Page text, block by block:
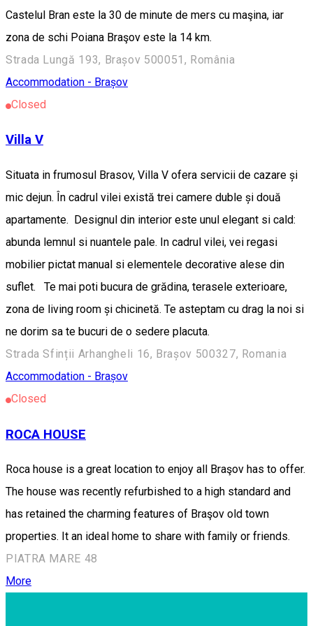
Castelul Bran este la 30 de minute de mers cu maşina, iar
zona de schi Poiana Braşov este la 14 km.
Strada Lungă 193, Brașov 500051, România
Accommodation - Brașov
Closed
Villa V
Situata in frumosul Brasov, Villa V ofera servicii de cazare și
mic dejun. În cadrul vilei există trei camere duble și două
apartamente. Designul din interior este unul elegant si cald:
abunda lemnul si nuantele pale. In cadrul vilei, vei regasi
mobilier pictat manual si elementele decorative alese din
suflet. Te mai poti bucura de grădina, terasele exterioare,
zona de living room și chicinetă. Te asteptam cu drag la noi si
ne dorim sa te bucuri de o sedere placuta.
Strada Sfinții Arhangheli 16, Brașov 500327, Romania
Accommodation - Brașov
Closed
ROCA HOUSE
Roca house is a great location to enjoy all Braşov has to offer.
The house was recently refurbished to a high standard and
has retained the charming features of Braşov old town
properties. It an ideal home to share with family or friends.
PIATRA MARE 48
More